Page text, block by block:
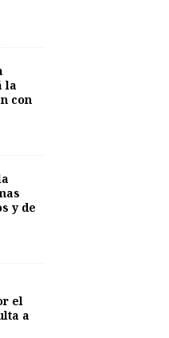
la
con
y de
el
a